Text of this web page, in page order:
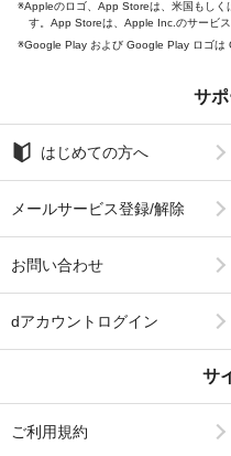
Appleのロゴ、App Storeは、米国もし
す。App Storeは、Apple Inc.のサービス
Google Play および Google Play ロゴは
サ
はじめての方へ
メールサービス登録/解除
お問い合わせ
dアカウントログイン
サ
ご利用規約